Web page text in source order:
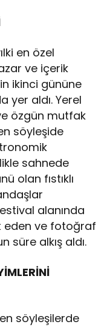
en özel
ve içerik
ikinci gününe
yer aldı. Yerel
özgün mutfak
söyleşide
sahnede
olan fıstıklı
alanında
eden ve fotoğraf
süre alkış aldı.
söyleşilerde